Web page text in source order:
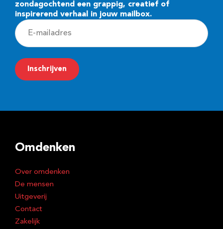
zondagochtend een grappig, creatief of
inspirerend verhaal in jouw mailbox.
E
-
m
a
r
s
Inschrijven
Omdenken
Over omdenken
De mensen
Uitgeverij
Contact
Zakelijk